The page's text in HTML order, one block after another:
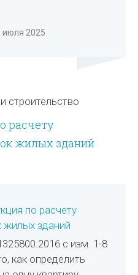
июля 2025
строительство
расчету
жилых зданий
по расчету
жилых зданий
с изм. 1-8
как определить